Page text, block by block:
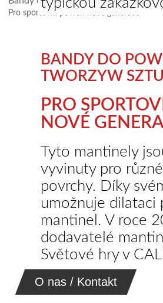
Pro sportovní povrch nové generace
BANDY DO
TWORZYW
PRO
NOVÉ
Tyto mantinely
vyvinuty pro
povrchy. Díky
umožnuje dilataci
mantinel. V roce
dodavatelé
Světové hry v
O nas / Kontakt